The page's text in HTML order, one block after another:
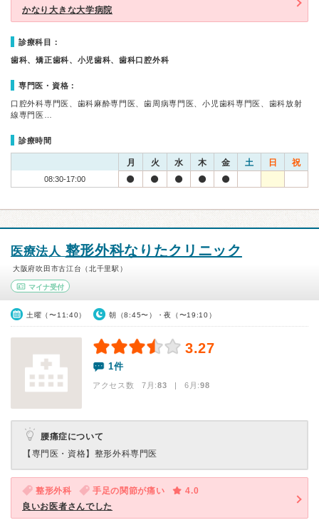
かなり大きな大学病院
診療科目：
歯科、矯正歯科、小児歯科、歯科口腔外科
専門医・資格：
口腔外科専門医、歯科麻酔専門医、歯周病専門医、小児歯科専門医、歯科放射
線専門医…
診療時間
月 火 水 木 金 土 日 祝
08:30-17:00
医療法人 整形外科なりたクリニック
大阪府吹田市古江台（北千里駅）
マイナ受付
土曜（〜11:40） 朝（8:45〜）・夜（〜19:10）
3.27
1件
アクセス数 7月:83 | 6月:98
腰痛症について
【専門医・資格】 整形外科専門医
整形外科 手足の関節が痛い
4.0
良いお医者さんでした